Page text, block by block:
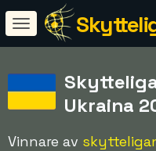
Ukraina
Vinnare av